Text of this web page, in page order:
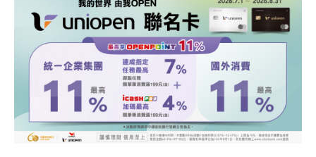
優先趕快補充白開水。
多時，例如：滑冰、陰瑜珈等，流汗量有限卻大量
補水，也有可能會喝下太多的水，造成抽筋等現
象。
哪種情況需要補充運動飲料呢？
運動飲料含有水分、電解質、醣類，可以促進小腸
吸收水分跟葡萄糖。
元。(優惠券使用期限可至LINE Pay主頁「我的優惠
券」查看)
注意事項：
每個LINE Pay帳號每週限領一次，領完為止。
每週一開放領券，使用期限至當週週日；惟以下情
況除外：
若當月第一天非週一，則自該月第一天開放領券，
如：2026/7/1 (三) 至7/5 (日) 為第一週，可於7/1
(三) 開始領取，並使用至7/5 (日)
每月最後一週使用期限至當月最後一天，如：